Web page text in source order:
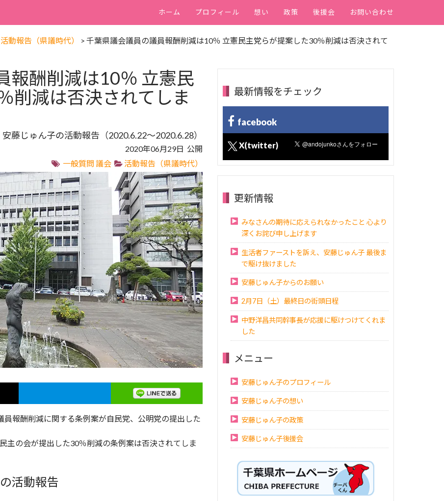
ホーム プロフィール 想い 政策 後援会 お問い合わせ
活動報告（県議時代） > 千葉県議会議員の議員報酬削減は10％ 立憲民主党らが提案した30％削減は否決されて
報酬削減は10％ 立憲民
削減は否決されてしま
安藤じゅん子の活動報告（2020.6.22～2020.6.28）
2020年06月29日 公開
一般質問 議会 活動報告（県議時代）
報酬削減に関する条例案が自民党、公明党の提出した
主の会が提出した30％削減の条例案は否決されてしま
活動報告
最新情報をチェック
facebook
X(twitter)
更新情報
みなさんの期待に応えられなかったこと 心より
深くお詫び申し上げます
生活者ファーストを訴え、安藤じゅん子 最後ま
で駆け抜けました
安藤じゅん子からのお願い
2月7日（土）最終日の街頭日程
中野洋昌共同幹事長が応援に駆けつけてくれま
した
メニュー
安藤じゅん子のプロフィール
安藤じゅん子の想い
安藤じゅん子の政策
安藤じゅん子後援会